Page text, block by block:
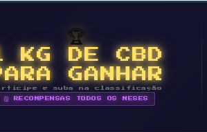
🏆
KG DE CBD
GANHAR
e suba na classificação
🗓 RECOMPENSAS TODOS OS MESES